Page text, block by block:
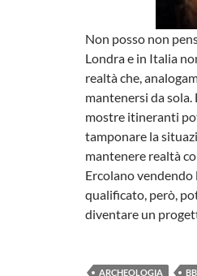
Non posso non
Londra e in Italia
realtà che,
mantenersi da
mostre itineranti
tamponare la
mantenere realtà
Ercolano
qualificato, però,
diventare un
ARCHEOLOGIA